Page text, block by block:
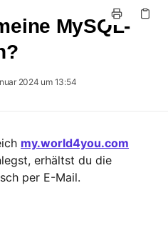
MySQL-
2024 um 13:54
my.world4you.com
erhältst du die
per E-Mail.